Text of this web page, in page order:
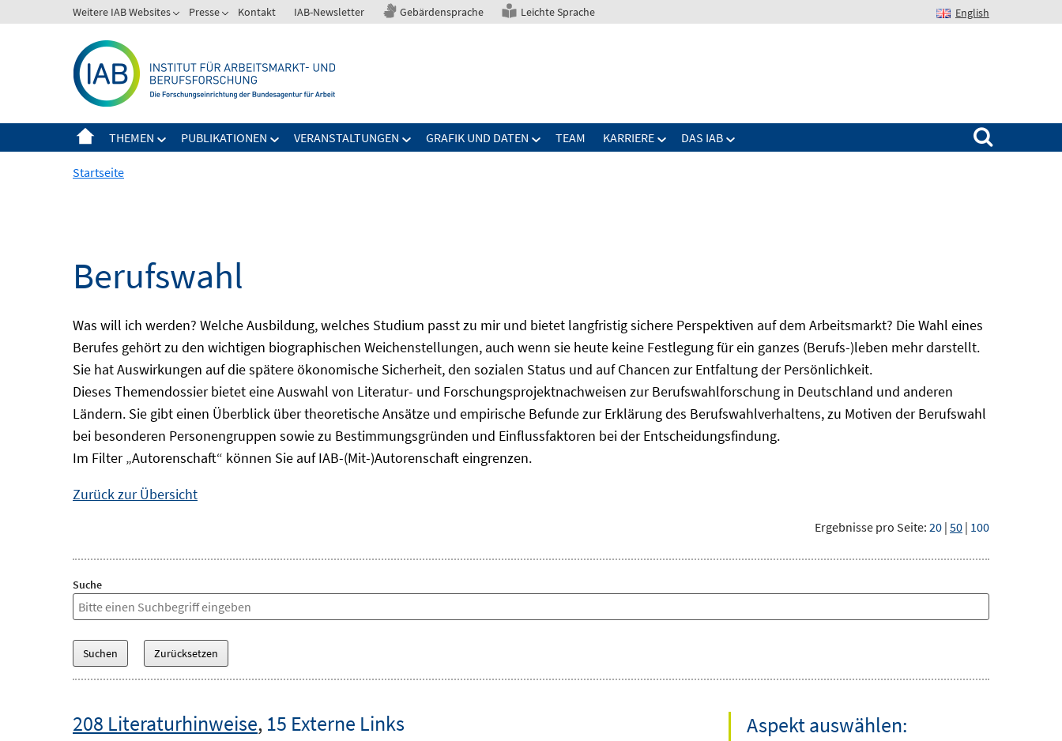
zum
Weitere IAB Websites Presse Kontakt IAB-Newsletter Gebärdensprache Leichte Sprache English
THEMEN PUBLIKATIONEN VERANSTALTUNGEN GRAFIK UND DATEN TEAM KARRIERE DAS IAB
Suchen nach:
Startseite
Berufswahl
Was will ich werden? Welche Ausbildung, welches Studium passt zu mir und bietet langfristig sichere Perspektiven auf dem Arbeitsmarkt? Die Wahl eines
Berufes gehört zu den wichtigen biographischen Weichenstellungen, auch wenn sie heute keine Festlegung für ein ganzes (Berufs-)leben mehr darstellt.
Sie hat Auswirkungen auf die spätere ökonomische Sicherheit, den sozialen Status und auf Chancen zur Entfaltung der Persönlichkeit.
Dieses Themendossier bietet eine Auswahl von Literatur- und Forschungsprojektnachweisen zur Berufswahlforschung in Deutschland und anderen
Ländern. Sie gibt einen Überblick über theoretische Ansätze und empirische Befunde zur Erklärung des Berufswahlverhaltens, zu Motiven der Berufswahl
bei besonderen Personengruppen sowie zu Bestimmungsgründen und Einflussfaktoren bei der Entscheidungsfindung.
Im Filter „Autorenschaft“ können Sie auf IAB-(Mit-)Autorenschaft eingrenzen.
Zurück zur Übersicht
Ergebnisse pro Seite: 20 | 50 | 100
Suche
208 Literaturhinweise, 15 Externe Links
Aspekt auswählen: